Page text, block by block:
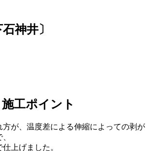
神井〕
施工ポイント
方が、温度差による伸縮によっての剥が
上げました。